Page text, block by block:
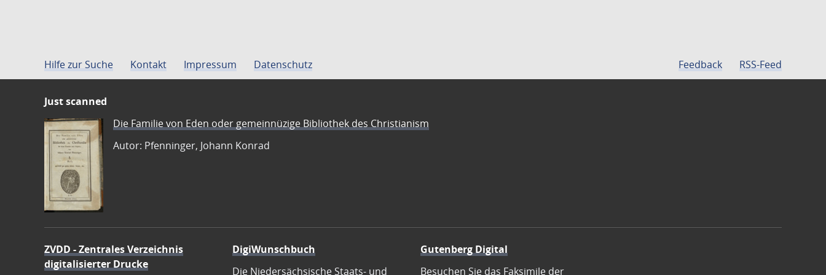
Hilfe zur Suche Kontakt Impressum Datenschutz Feedback RSS-Feed
Just scanned
Die Familie von Eden oder gemeinnüzige Bibliothek des Christianism
Autor: Pfenninger, Johann Konrad
ZVDD - Zentrales Verzeichnis
digitalisierter Drucke
DigiWunschbuch
Die Niedersächsische Staats- und
Gutenberg Digital
Besuchen Sie das Faksimile der